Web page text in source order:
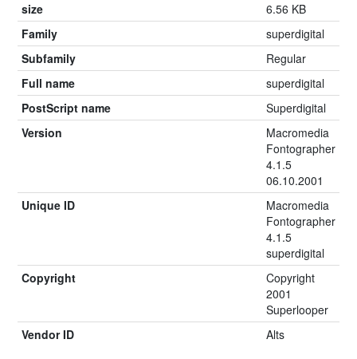
size
6.56 KB
Family
superdigital
Subfamily
Regular
Full name
superdigital
PostScript name
Superdigital
Version
Macromedia
Fontographer
4.1.5
06.10.2001
Unique ID
Macromedia
Fontographer
4.1.5
superdigital
Copyright
Copyright
2001
Superlooper
Vendor ID
Alts